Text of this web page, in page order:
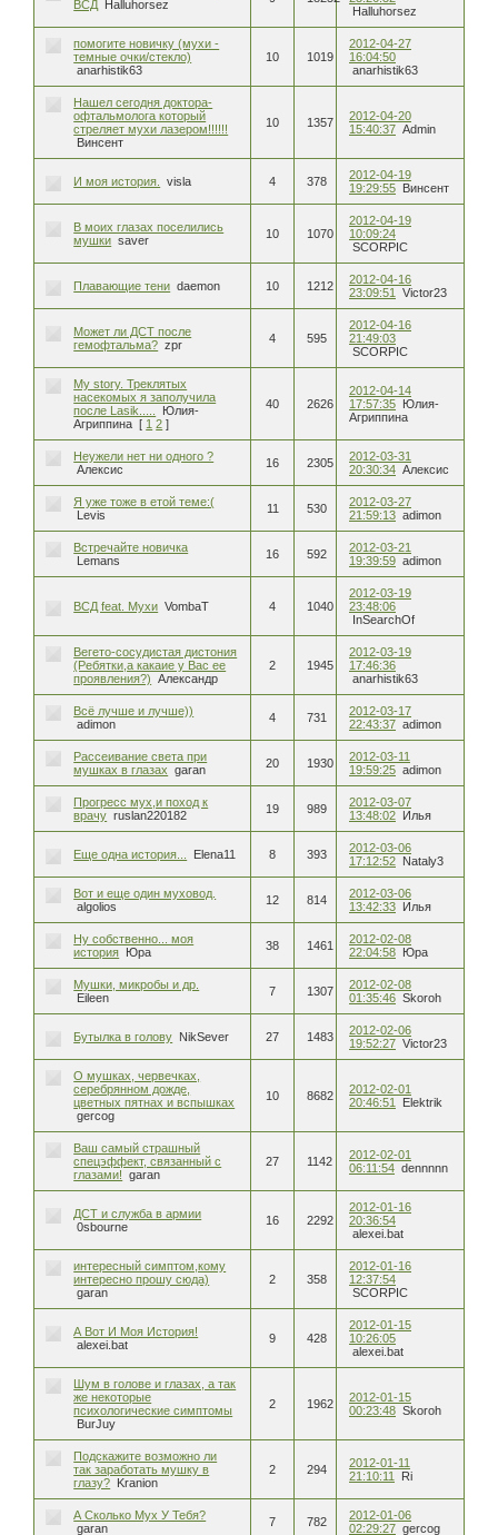
ВСД Halluhorsez
Halluhorsez
помогите новичку (мухи -
темные очки/стекло)
anarhistik63
10 1019
2012-04-27
16:04:50
anarhistik63
Нашел сегодня доктора-
офтальмолога который
стреляет мухи лазером!!!!!!
Винсент
10 1357
2012-04-20
15:40:37 Admin
И моя история. visla 4 378
2012-04-19
19:29:55 Винсент
В моих глазах поселились
мушки saver 10 1070
2012-04-19
10:09:24
SCORPIC
Плавающие тени daemon 10 1212
2012-04-16
23:09:51
Victor23
Может ли ДСТ после
гемофтальма? zpr 4 595
2012-04-16
21:49:03
SCORPIC
My story. Треклятых
насекомых я заполучила
после Lasik.....
Юлия-
Агриппина [ 1 2 ]
40 2626
2012-04-14
17:57:35 Юлия-
Агриппина
Неужели нет ни одного ?
Алексис
16 2305
2012-03-31
20:30:34 Алексис
Я уже тоже в етой теме:(
Levis
11 530
2012-03-27
21:59:13 adimon
Встречайте новичка
Lemans
16 592
2012-03-21
19:39:59 adimon
ВСД feat. Мухи VombaT 4 1040
2012-03-19
23:48:06
InSearchOf
Вегето-сосудистая дистония
(Ребятки,а какаие у Вас ее
проявления?)
Александр
2 1945
2012-03-19
17:46:36
anarhistik63
Всё лучше и лучше))
adimon
4 731
2012-03-17
22:43:37 adimon
Рассеивание света при
мушках в глазах
garan 20 1930
2012-03-11
19:59:25 adimon
Прогресс мух,и поход к
врачу ruslan220182 19 989
2012-03-07
13:48:02 Илья
Еще одна история... Elena11 8 393
2012-03-06
17:12:52 Nataly3
Вот и еще один муховод.
algolios
12 814
2012-03-06
13:42:33 Илья
Ну собственно... моя
история Юра 38 1461
2012-02-08
22:04:58 Юра
Мушки, микробы и др.
Eileen
7 1307
2012-02-08
01:35:46 Skoroh
Бутылка в голову NikSever 27 1483
2012-02-06
19:52:27 Victor23
О мушках, червечках,
серебрянном дожде,
цветных пятнах и вспышках
gercog
10 8682
2012-02-01
20:46:51
Elektrik
Ваш самый страшный
спецэффект, связанный с
глазами!
garan
27 1142
2012-02-01
06:11:54 dennnnn
ДСТ и служба в армии
0sbourne
16 2292
2012-01-16
20:36:54
alexei.bat
интересный симптом,кому
интересно прошу сюда)
garan
2 358
2012-01-16
12:37:54
SCORPIC
А Вот И Моя История!
alexei.bat
9 428
2012-01-15
10:26:05
alexei.bat
Шум в голове и глазах, а так
же некоторые
психологические симптомы
BurJuy
2 1962
2012-01-15
00:23:48 Skoroh
Подскажите возможно ли
так заработать мушку в
глазу? Kranion
2 294
2012-01-11
21:10:11
Ri
А Сколько Мух У Тебя?
garan
7 782
2012-01-06
02:29:27 gercog